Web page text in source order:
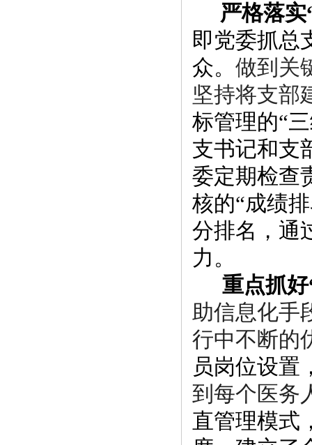
严格落实
即党委抓总
众。 做到关
坚持将支部
标管理的“
支书记和支
委定期检查
核的“成绩
分排名，通
力。
重点抓好
助信息化手
行中不断的
员岗位设置
到每个医务
直管理模式